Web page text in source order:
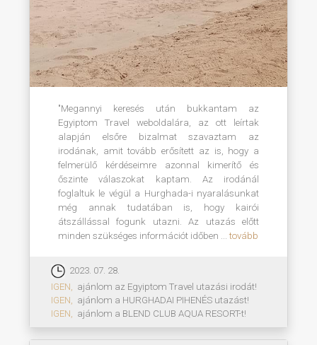
"Megannyi keresés után bukkantam az
Egyiptom Travel weboldalára, az ott leírtak
alapján elsőre bizalmat szavaztam az
irodának, amit tovább erősített az is, hogy a
felmerülő kérdéseimre azonnal kimerítő és
őszinte válaszokat kaptam. Az irodánál
foglaltuk le végül a Hurghada-i nyaralásunkat
még annak tudatában is, hogy kairói
átszállással fogunk utazni. Az utazás előtt
minden szükséges információt időben ... tovább
2023. 07. 28.
IGEN, ajánlom az Egyiptom Travel utazási irodát!
IGEN, ajánlom a HURGHADAI PIHENÉS utazást!
IGEN, ajánlom a BLEND CLUB AQUA RESORT-t!